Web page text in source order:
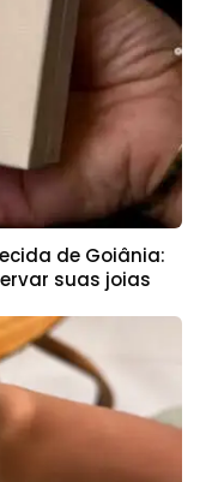
de Goiânia:
suas joias